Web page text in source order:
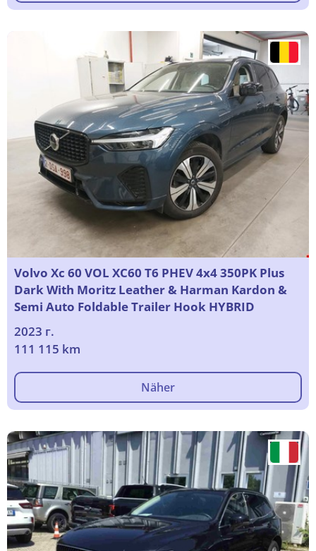
Volvo Xc 60 VOL XC60 T6 PHEV 4x4 350PK Plus
Dark With Moritz Leather & Harman Kardon &
Semi Auto Foldable Trailer Hook HYBRID
2023 г.
111 115 km
Näher